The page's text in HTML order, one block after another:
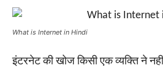
What is Internet in Hindi
इंटरनेट की खोज किसी एक व्यक्ति ने